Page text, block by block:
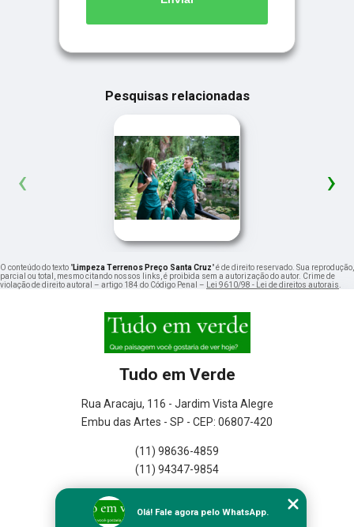
Pesquisas relacionadas
‹ ›
O conteúdo do texto "Limpeza Terrenos Preço Santa Cruz" é de direito reservado. Sua reprodução,
parcial ou total, mesmo citando nossos links, é proibida sem a autorização do autor. Crime de
violação de direito autoral – artigo 184 do Código Penal –
Lei 9610/98 - Lei de direitos autorais
Tudo em Verde
Rua Aracaju, 116 - Jardim Vista Alegre
Embu das Artes - SP - CEP: 06807-420
(11) 98636-4859
(11) 94347-9854
Empresa
Olá! Fale agora pelo WhatsApp.